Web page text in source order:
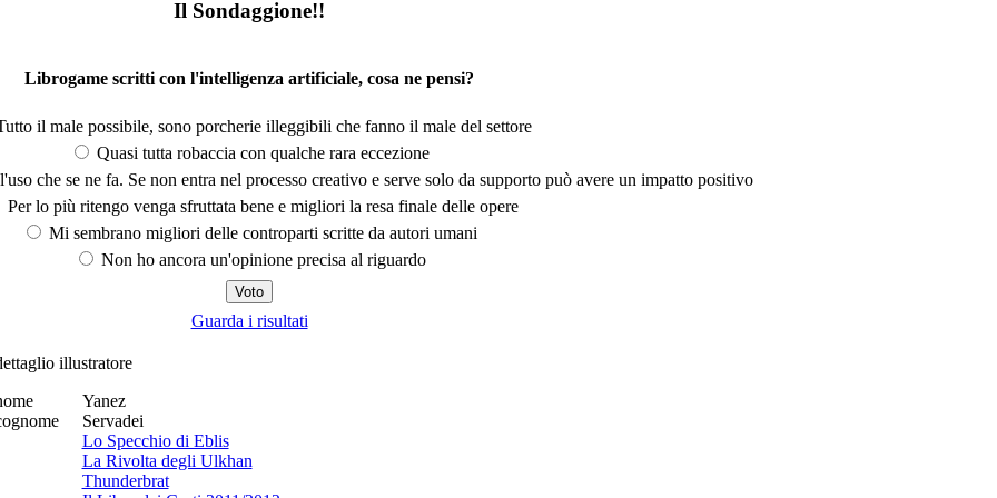
Il Sondaggione!!
Librogame scritti con l'intelligenza artificiale, cosa ne pensi?
il male possibile, sono porcherie illeggibili che fanno il male del settore
Quasi tutta robaccia con qualche rara eccezione
che se ne fa. Se non entra nel processo creativo e serve solo da supporto può avere un impatto positivo
Per lo più ritengo venga sfruttata bene e migliori la resa finale delle opere
Mi sembrano migliori delle controparti scritte da autori umani
Non ho ancora un'opinione precisa al riguardo
Guarda i risultati
illustratore
Yanez
Servadei
Lo Specchio di Eblis
La Rivolta degli Ulkhan
Thunderbrat